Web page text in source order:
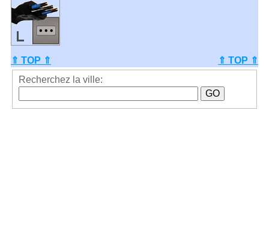
⇑ TOP ⇑
⇑ TOP ⇑
Recherchez la ville: